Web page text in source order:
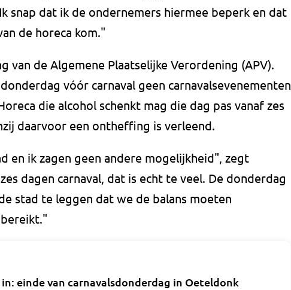
snap dat ik de ondernemers hiermee beperk en dat
de horeca kom."
van de Algemene Plaatselijke Verordening (APV).
vóór carnaval geen carnavalsevenementen
die alcohol schenkt mag die dag pas vanaf zes
daarvoor een ontheffing is verleend.
en ik zagen geen andere mogelijkheid", zegt
dagen carnaval, dat is echt te veel. De donderdag
stad te leggen dat we de balans moeten
einde van carnavalsdonderdag in Oeteldonk